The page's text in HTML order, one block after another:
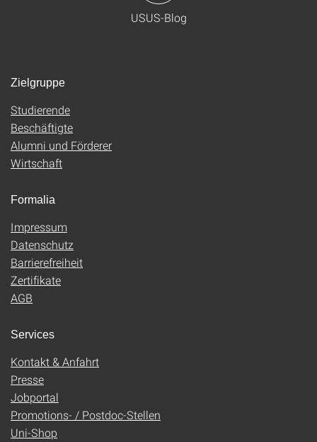
USUS-Blog
Zielgruppe
Studierende
Beschäftigte
Alumni und Förderer
Wirtschaft
Formalia
Impressum
Datenschutz
Barrierefreiheit
Zertifikate
AGB
Services
Kontakt & Anfahrt
Presse
Jobportal
Promotions- / Postdoc-Stellen
Uni-Shop